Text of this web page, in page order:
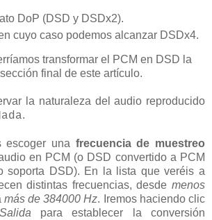
DoP (DSD y DSDx2).
cuyo caso podemos alcanzar DSDx4.
transformar el PCM en DSD la
final de este artículo.
la naturaleza del audio reproducido
.
escoger una frecuencia de muestreo
en PCM (o DSD convertido a PCM
soporta DSD). En la lista que veréis a
distintas frecuencias, desde menos
más de 384000 Hz. Iremos haciendo clic
Salida para establecer la conversión